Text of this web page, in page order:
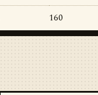
160